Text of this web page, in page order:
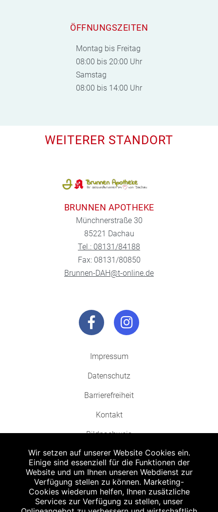
ÖFFNUNGSZEITEN
Montag bis Freitag
08:00 bis 20:00 Uhr
Samstag
08:00 bis 14:00 Uhr
WEITERER STANDORT
BRUNNEN APOTHEKE
Münchnerstraße 30
85221 Dachau
Tel.: 08131/84188
Fax: 08131/80850
Brunnen-DAH@t-online.de
Impressum
Datenschutz
Barrierefreiheit
Kontakt
Bildnachweis
Abgabe in haushaltsüblichen Mengen, solange der Vorrat reicht. Für Druck-
und Satzfehler keine Haftung.
Wir setzen auf unserer Website Cookies ein.
Einige sind essenziell für die Funktionen der
Website und um Ihnen unseren Webdienst zur
Verfügung stellen zu können. Marketing-
Cookies wiederum helfen, Ihnen zusätzliche
Services zur Verfügung zu stellen, unser